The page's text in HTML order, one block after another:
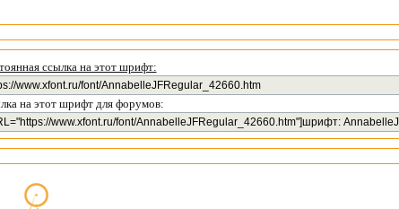
ссылка на этот шрифт:
на этот шрифт для форумов: